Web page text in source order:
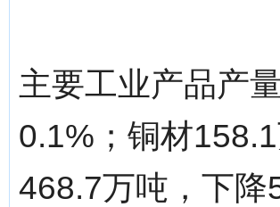
主要工业产品产
0.1%；铜材
468.7万吨，下降